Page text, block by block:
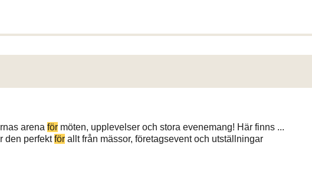
arena för möten, upplevelser och stora evenemang! Här finns ...
den perfektför allt från mässor, företagsevent och utställningar